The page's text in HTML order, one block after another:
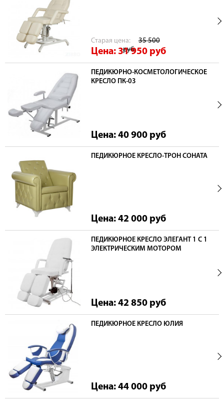
Cтарая цена:
35 500
руб
Цена: 31 950 руб
ПЕДИКЮРНО-КОСМЕТОЛОГИЧЕСКОЕ
КРЕСЛО ПК-03
Цена: 40 900 руб
ПЕДИКЮРНОЕ КРЕСЛО-ТРОН СОНАТА
Цена: 42 000 руб
ПЕДИКЮРНОЕ КРЕСЛО ЭЛЕГАНТ 1 С 1
ЭЛЕКТРИЧЕСКИМ МОТОРОМ
Цена: 42 850 руб
ПЕДИКЮРНОЕ КРЕСЛО ЮЛИЯ
Цена: 44 000 руб